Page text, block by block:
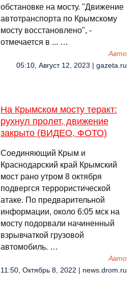
обстановке на мосту. "Движение
автотранспорта по Крымскому
мосту восстановлено", -
отмечается в ... …
Авто
05:10, Август 12, 2023 | gazeta.ru
На Крымском мосту теракт:
рухнул пролет, движение
закрыто (ВИДЕО, ФОТО)
Соединяющий Крым и
Краснодарский край Крымский
мост рано утром 8 октября
подвергся террористической
атаке. По предварительной
информации, около 6:05 мск на
мосту подорвали начиненный
взрывчаткой грузовой
автомобиль. …
Авто
11:50, Октябрь 8, 2022 | news.drom.ru